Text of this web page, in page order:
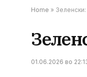
Home »
01.06.2026 во